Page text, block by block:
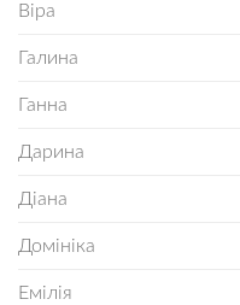
Віра
Галина
Ганна
Дарина
Діана
Домініка
Емілія